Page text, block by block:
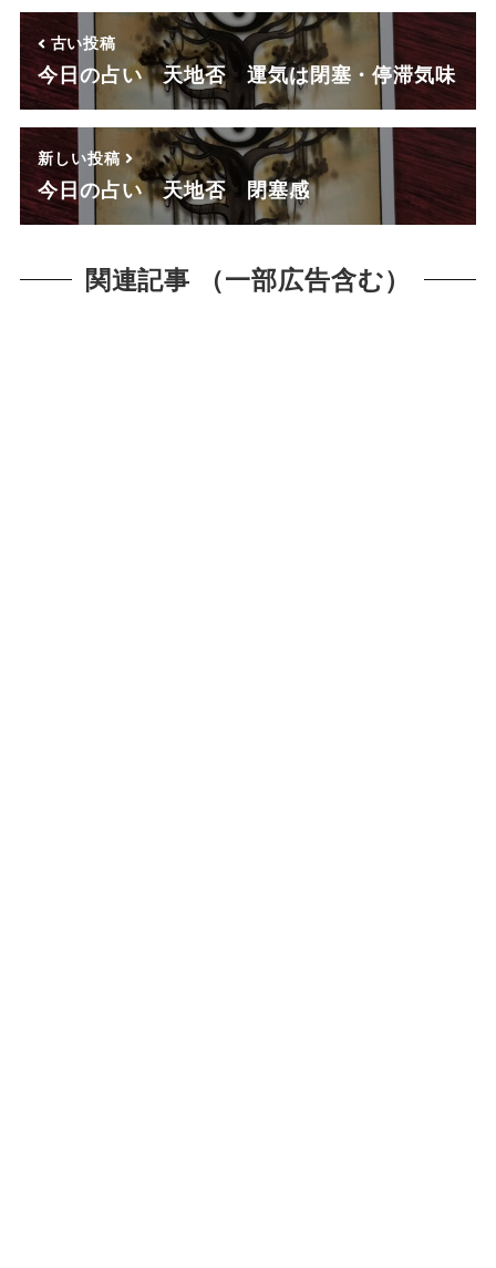
古い投稿
今日の占い 天地否 運気は閉塞・停滞気味
新しい投稿
今日の占い 天地否 閉塞感
関連記事 （一部広告含む）